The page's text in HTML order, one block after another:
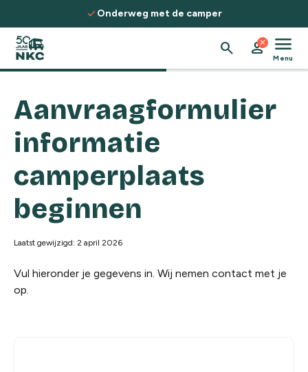
Spring naar de inhoud
checkOnderweg met de camper
search person
close menu
Menu
Aanvraagformulier
informatie
camperplaats
beginnen
Laatst gewijzigd: 2 april 2026
Vul hieronder je gegevens in. Wij nemen contact met je
op.